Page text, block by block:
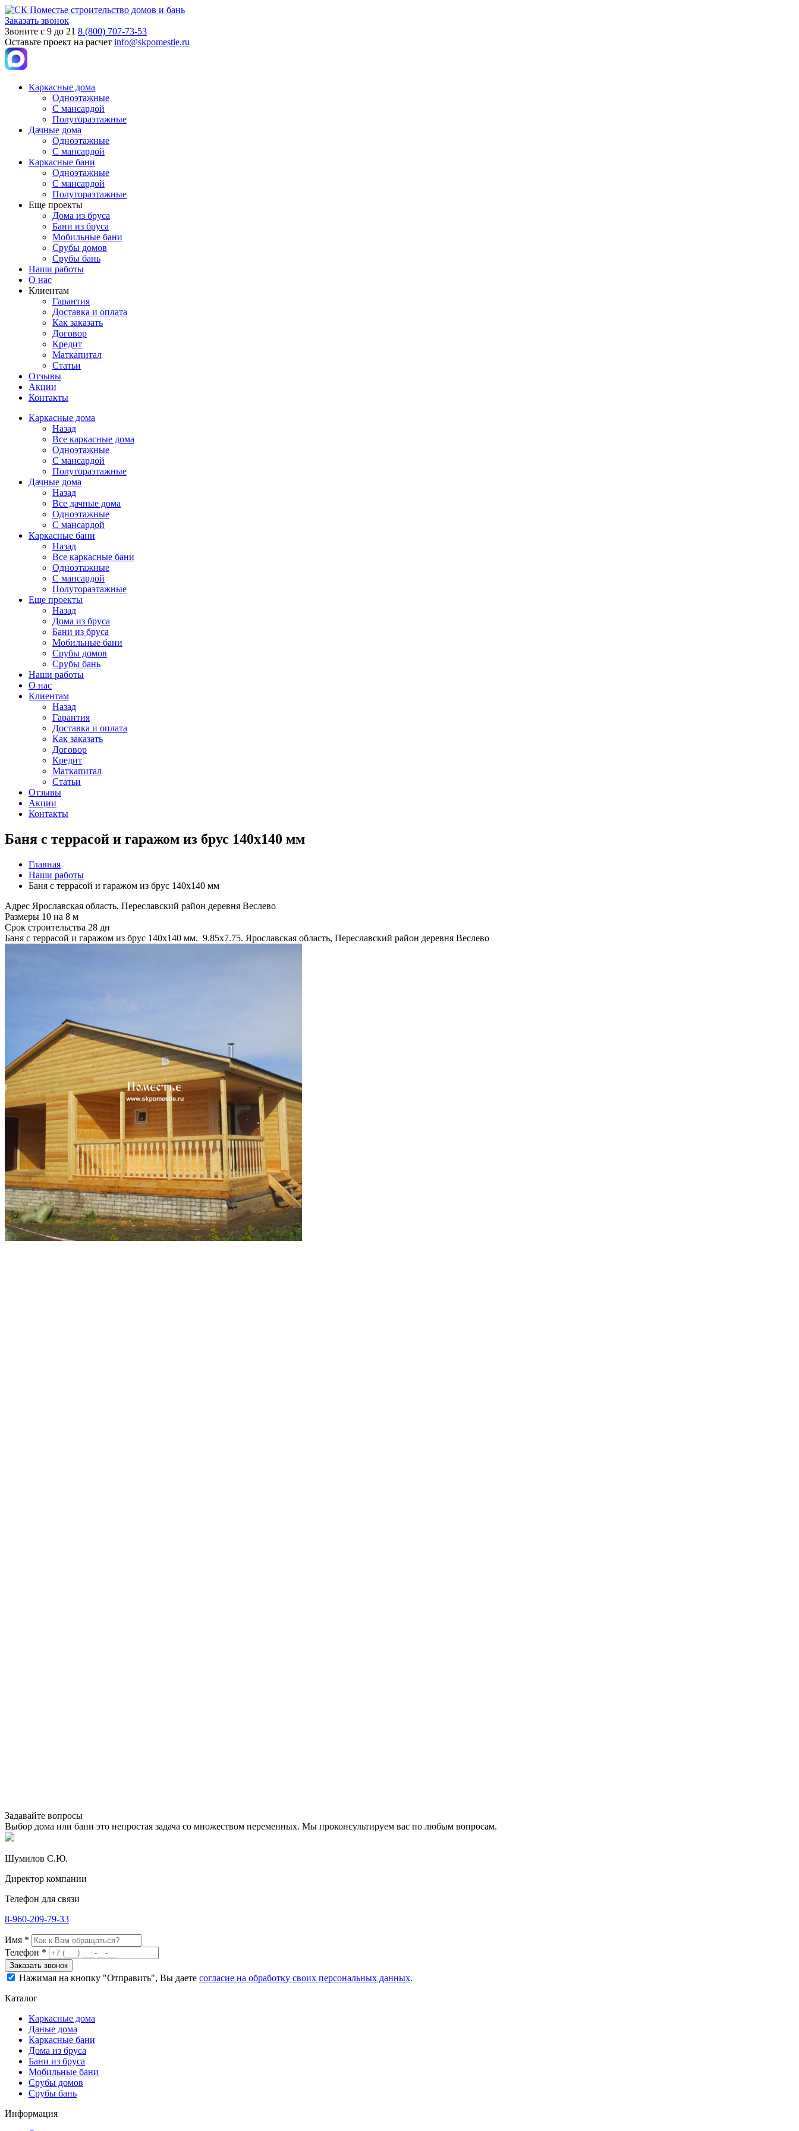
Заказать звонок
Звоните с 9 до 21 8 (800) 707-73-53
Оставьте проект на расчет info@skpomestie.ru
Каркасные дома
Одноэтажные
С мансардой
Полутораэтажные
Дачные дома
Одноэтажные
С мансардой
Каркасные бани
Одноэтажные
С мансардой
Полутораэтажные
Еще проекты
Дома из бруса
Бани из бруса
Мобильные бани
Срубы домов
Срубы бань
Наши работы
О нас
Клиентам
Гарантия
Доставка и оплата
Как заказать
Договор
Кредит
Маткапитал
Статьи
Отзывы
Акции
Контакты
Каркасные дома
Назад
Все каркасные дома
Одноэтажные
С мансардой
Полутораэтажные
Дачные дома
Назад
Все дачные дома
Одноэтажные
С мансардой
Каркасные бани
Назад
Все каркасные бани
Одноэтажные
С мансардой
Полутораэтажные
Еще проекты
Назад
Дома из бруса
Бани из бруса
Мобильные бани
Срубы домов
Срубы бань
Наши работы
О нас
Клиентам
Назад
Гарантия
Доставка и оплата
Как заказать
Договор
Кредит
Маткапитал
Статьи
Отзывы
Акции
Контакты
Баня с террасой и гаражом из брус 140х140 мм
Главная
Наши работы
Баня с террасой и гаражом из брус 140х140 мм
Адрес Ярославская область, Переславский район деревня Веслево
Размеры 10 на 8 м
Срок строительства 28 дн
Баня с террасой и гаражом из брус 140х140 мм. 9.85х7.75. Ярославская область, Переславский район деревня Веслево
Задавайте вопросы
Выбор дома или бани это непростая задача со множеством переменных. Мы проконсультируем вас по любым вопросам.
Шумилов С.Ю.
Директор компании
Телефон для связи
8-960-209-79-33
Имя *
Телефон *
Заказать звонок
Нажимая на кнопку "Отправить", Вы даете согласие на обработку своих персональных данных.
Каталог
Каркасные дома
Даные дома
Каркасные бани
Дома из бруса
Бани из бруса
Мобильные бани
Срубы домов
Срубы бань
Информация